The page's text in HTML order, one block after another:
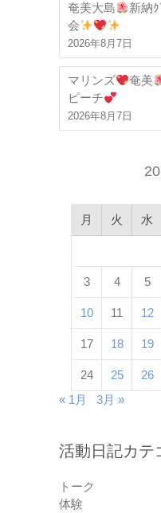
奄美大島 新納ｸ
会
2026年8月7日
マリンズ 奄美
ピーチ
2026年8月7日
月 火 水
3 4 5
10 11 12
17 18 19
24 25 26
« 1月
3月 »
活動日記カテ
トーク
体験